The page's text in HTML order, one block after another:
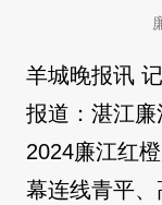
羊城晚报讯
报道：湛江廉
2024廉江红
幕连线青平